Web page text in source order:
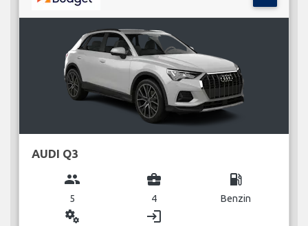
AUDI Q3
group
5
business_center
4
local_gas_station
Benzin
miscellaneous_services login